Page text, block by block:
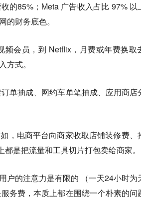
的85%；Meta 广告收入占比 97% 以
财务底色。
会员，到 Netflix，月费或年费换取
方式。
单抽成、网约车单笔抽成、应用商店
，电商平台向商家收取店铺装修费、
是把流量和工具切片打包卖给商家。
用户的注意力是有限的 （一天24小时为
务费，本质上都在围绕一个朴素的问